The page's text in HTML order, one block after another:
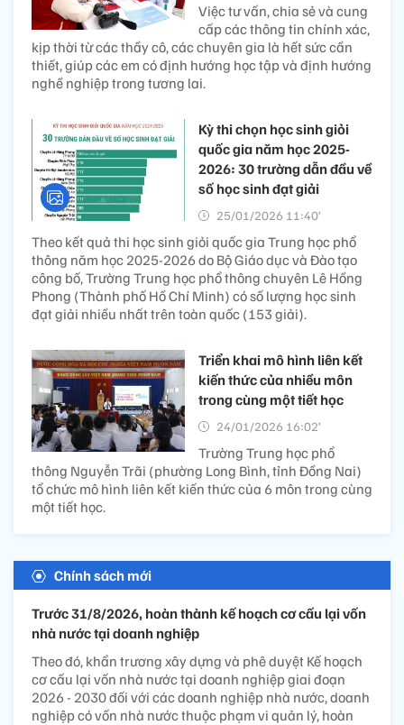
Việc tư vấn, chia sẻ và cung
cấp các thông tin chính xác,
kịp thời từ các thầy cô, các chuyên gia là hết sức cần
thiết, giúp các em có định hướng học tập và định hướng
nghề nghiệp trong tương lai.
Kỳ thi chọn học sinh giỏi
quốc gia năm học 2025-
2026: 30 trường dẫn đầu về
số học sinh đạt giải
25/01/2026 11:40’
Theo kết quả thi học sinh giỏi quốc gia Trung học phổ
thông năm học 2025-2026 do Bộ Giáo dục và Đào tạo
công bố, Trường Trung học phổ thông chuyên Lê Hồng
Phong (Thành phố Hồ Chí Minh) có số lượng học sinh
đạt giải nhiều nhất trên toàn quốc (153 giải).
Triển khai mô hình liên kết
kiến thức của nhiều môn
trong cùng một tiết học
24/01/2026 16:02’
Trường Trung học phổ
thông Nguyễn Trãi (phường Long Bình, tỉnh Đồng Nai)
tổ chức mô hình liên kết kiến thức của 6 môn trong cùng
một tiết học.
Chính sách mới
Trước 31/8/2026, hoàn thành kế hoạch cơ cấu lại vốn
nhà nước tại doanh nghiệp
Theo đó, khẩn trương xây dựng và phê duyệt Kế hoạch
cơ cấu lại vốn nhà nước tại doanh nghiệp giai đoạn
2026 - 2030 đối với các doanh nghiệp nhà nước, doanh
nghiệp có vốn nhà nước thuộc phạm vi quản lý, hoàn